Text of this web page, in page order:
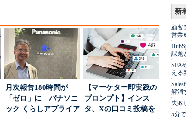
月次報告180時間が
「ゼロ」に パナソニ
ック くらしアプライア
【マーケター即実践の
プロンプト】インス
タ、Xの口コミ投稿を
新
顧客
営業
課題
SFA
える
解消
失敗
5分